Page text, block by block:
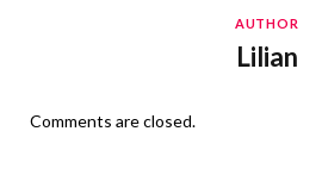
AUTHOR
Lilian
Comments are closed.